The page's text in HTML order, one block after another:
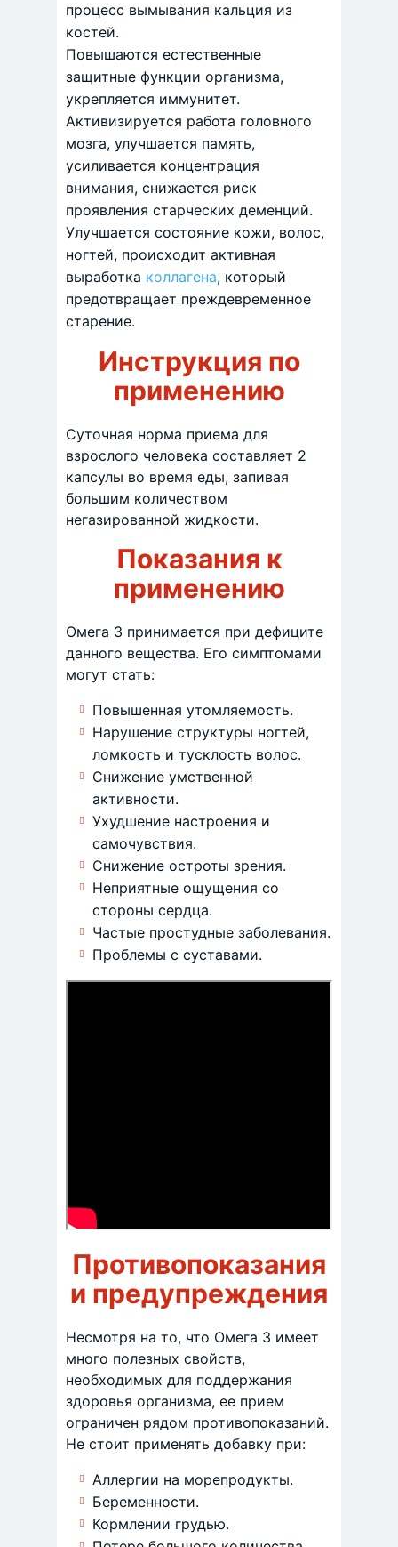
процесс вымывания кальция из
костей.
Повышаются естественные
защитные функции организма,
укрепляется иммунитет.
Активизируется работа головного
мозга, улучшается память,
усиливается концентрация
внимания, снижается риск
проявления старческих деменций.
Улучшается состояние кожи, волос,
ногтей, происходит активная
выработка коллагена, который
предотвращает преждевременное
старение.
Инструкция по
применению
Суточная норма приема для
взрослого человека составляет 2
капсулы во время еды, запивая
большим количеством
негазированной жидкости.
Показания к
применению
Омега 3 принимается при дефиците
данного вещества. Его симптомами
могут стать:
Повышенная утомляемость.
Нарушение структуры ногтей,
ломкость и тусклость волос.
Снижение умственной
активности.
Ухудшение настроения и
самочувствия.
Снижение остроты зрения.
Неприятные ощущения со
стороны сердца.
Частые простудные заболевания.
Проблемы с суставами.
Противопоказания
и предупреждения
Несмотря на то, что Омега 3 имеет
много полезных свойств,
необходимых для поддержания
здоровья организма, ее прием
ограничен рядом противопоказаний.
Не стоит применять добавку при:
Аллергии на морепродукты.
Беременности.
Кормлении грудью.